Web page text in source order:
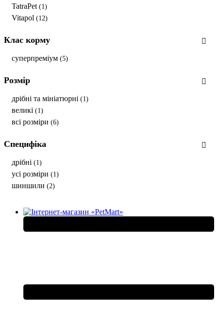
TatraPet (1)
Vitapol (12)
Клас корму
суперпреміум (5)
Розмір
дрібні та мініатюрні (1)
великі (1)
всі розміри (6)
Специфіка
дрібні (1)
усі розміри (1)
шиншили (2)